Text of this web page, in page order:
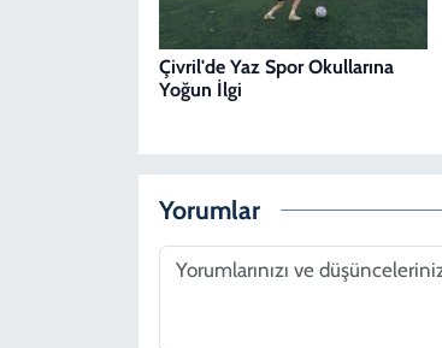
Çivril'de Yaz Spor Okullarına
Yoğun İlgi
Yorumlar